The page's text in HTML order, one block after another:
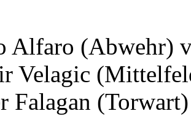
Alfaro (Abwehr)
Velagic
Falagan